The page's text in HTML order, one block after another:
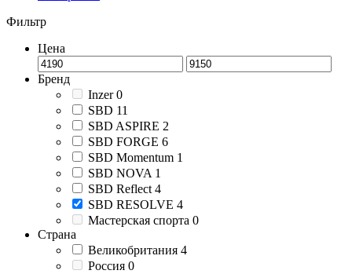
Фильтр
Цена
Бренд
Inzer 0
SBD 11
SBD ASPIRE 2
SBD FORGE 6
SBD Momentum 1
SBD NOVA 1
SBD Reflect 4
SBD RESOLVE 4
Мастерская спорта 0
Страна
Великобритания 4
Россия 0